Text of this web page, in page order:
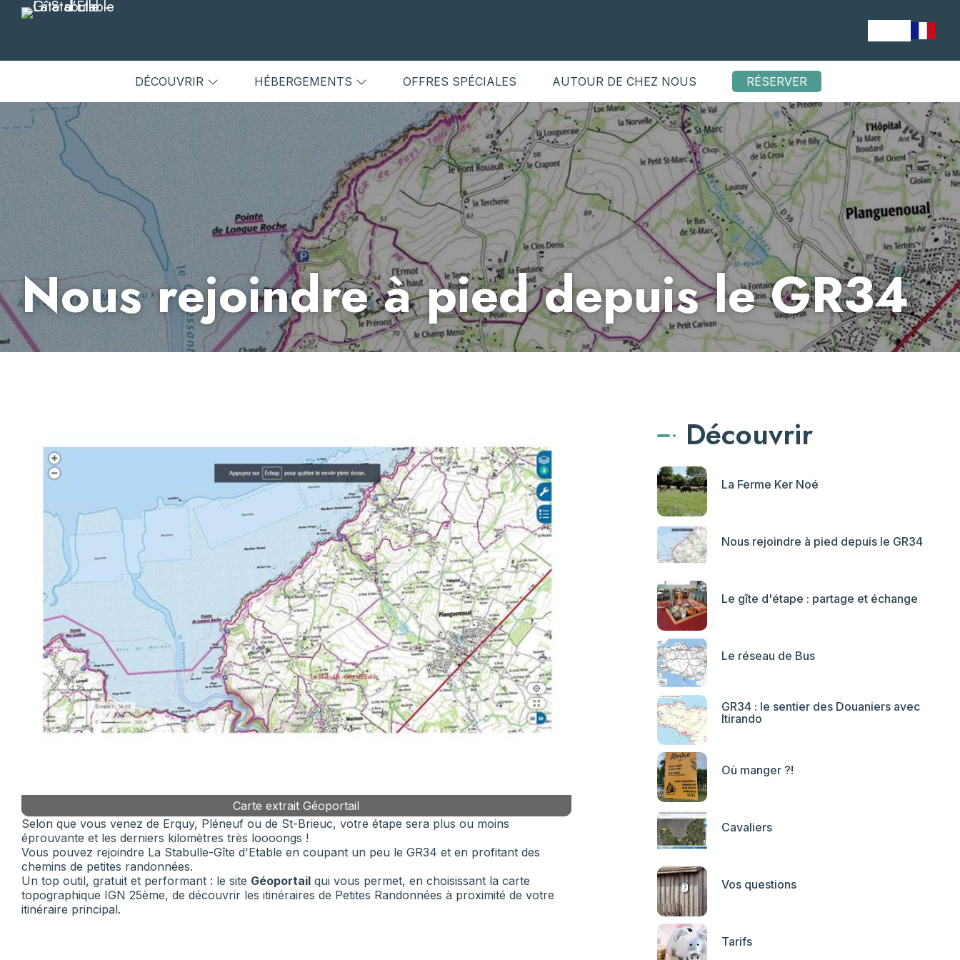
DÉCOUVRIR HÉBERGEMENTS OFFRES SPÉCIALES AUTOUR DE CHEZ NOUS RÉSERVER
Nous rejoindre à pied depuis le GR34
Carte extrait Géoportail
Selon que vous venez de Erquy, Pléneuf ou de St-Brieuc, votre étape sera plus ou moins
éprouvante et les derniers kilomètres très loooongs !
Vous pouvez rejoindre La Stabulle-Gîte d'Etable en coupant un peu le GR34 et en profitant des
chemins de petites randonnées.
Un top outil, gratuit et performant : le site Géoportail qui vous permet, en choisissant la carte
topographique IGN 25ème, de découvrir les itinéraires de Petites Randonnées à proximité de votre
itinéraire principal.
Découvrir
La Ferme Ker Noé
Nous rejoindre à pied depuis le GR34
Le gîte d'étape : partage et échange
Le réseau de Bus
GR34 : le sentier des Douaniers avec
Itirando
Où manger ?!
Cavaliers
Vos questions
Tarifs